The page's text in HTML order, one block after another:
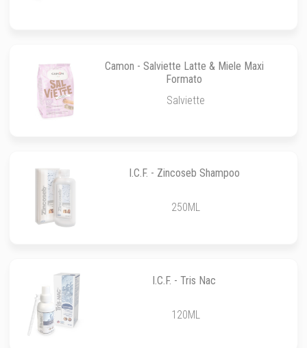
Camon - Salviette Latte & Miele Maxi
Formato
Salviette
I.C.F. - Zincoseb Shampoo
250ML
I.C.F. - Tris Nac
120ML